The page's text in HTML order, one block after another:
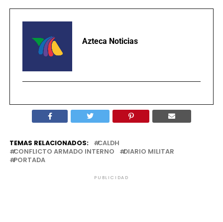
Azteca Noticias
TEMAS RELACIONADOS:
CALDH
CONFLICTO ARMADO INTERNO
DIARIO MILITAR
PORTADA
PUBLICIDAD